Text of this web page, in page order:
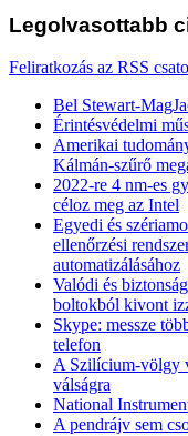
Legolvasottabb
Feliratkozás az RSS
Bel Stewart-
Érintésvédelmi
Amerikai
Kálmán-szűrő
2022-re 4 nm-es
céloz meg az Intel
Egyedi és
ellenőrzési
automatizálásához
Valódi és
boltokból kivont
Skype: messze
telefon
A Szilícium-völgy
válságra
National
A pendrájv sem